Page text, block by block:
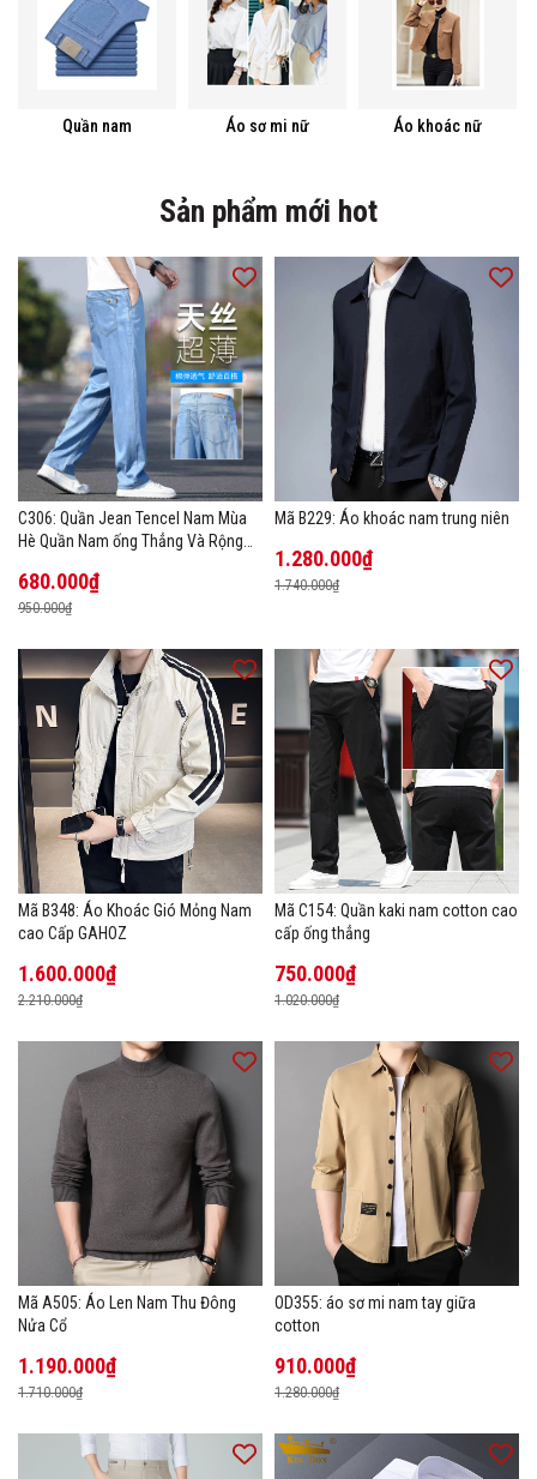
Quần nam Áo sơ mi nữ Áo khoác nữ
Sản phẩm mới hot
C306: Quần Jean Tencel Nam Mùa
Hè Quần Nam ống Thẳng Và Rộng
680.000₫
950.000₫
Mã B229: Áo khoác nam trung niên
1.280.000₫
1.740.000₫
Mã B348: Áo Khoác Gió Mỏng Nam
cao Cấp GAHOZ
1.600.000₫
2.210.000₫
Mã C154: Quần kaki nam cotton cao
cấp ống thẳng
750.000₫
1.020.000₫
Mã A505: Áo Len Nam Thu Đông
Nửa Cổ
1.190.000₫
1.710.000₫
OD355: áo sơ mi nam tay giữa
cotton
910.000₫
1.280.000₫